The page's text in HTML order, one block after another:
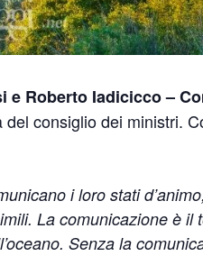
e Roberto Iadicicco –
consiglio dei ministri.
i loro stati
La comunicazione è il
Senza la